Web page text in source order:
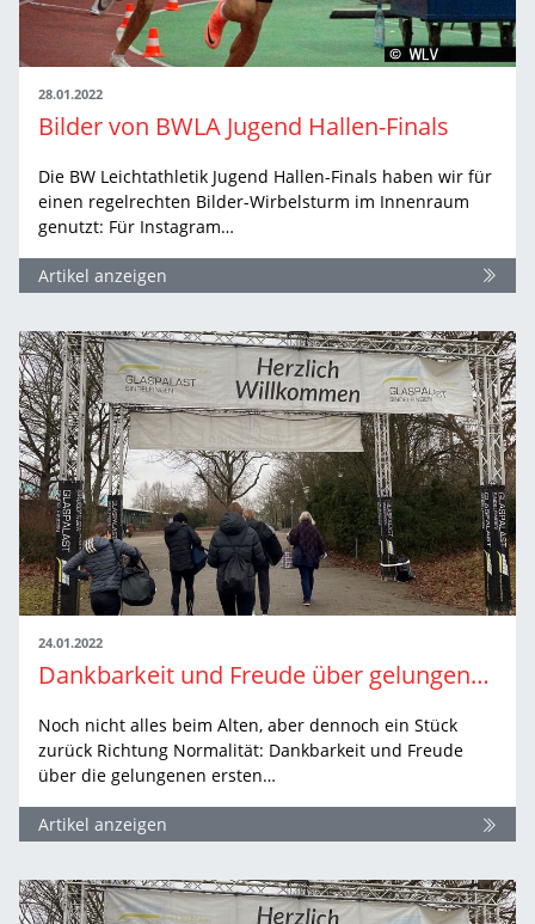
28.01.2022
Bilder von BWLA Jugend Hallen-Finals
Die BW Leichtathletik Jugend Hallen-Finals haben wir für
einen regelrechten Bilder-Wirbelsturm im Innenraum
genutzt: Für Instagram…
Artikel anzeigen
24.01.2022
Dankbarkeit und Freude über gelungenen Meisterschaftsauftakt
Noch nicht alles beim Alten, aber dennoch ein Stück
zurück Richtung Normalität: Dankbarkeit und Freude
über die gelungenen ersten…
Artikel anzeigen